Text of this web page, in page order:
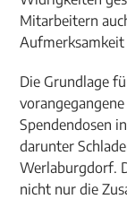
Mitarbeitern
Aufmerksamkeit
Die Grundlage
Spendendosen
darunter
Werlaburgdorf.
nicht nur die